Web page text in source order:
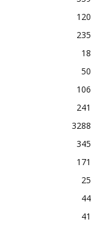
120
235
18
50
106
241
3288
345
171
25
44
41